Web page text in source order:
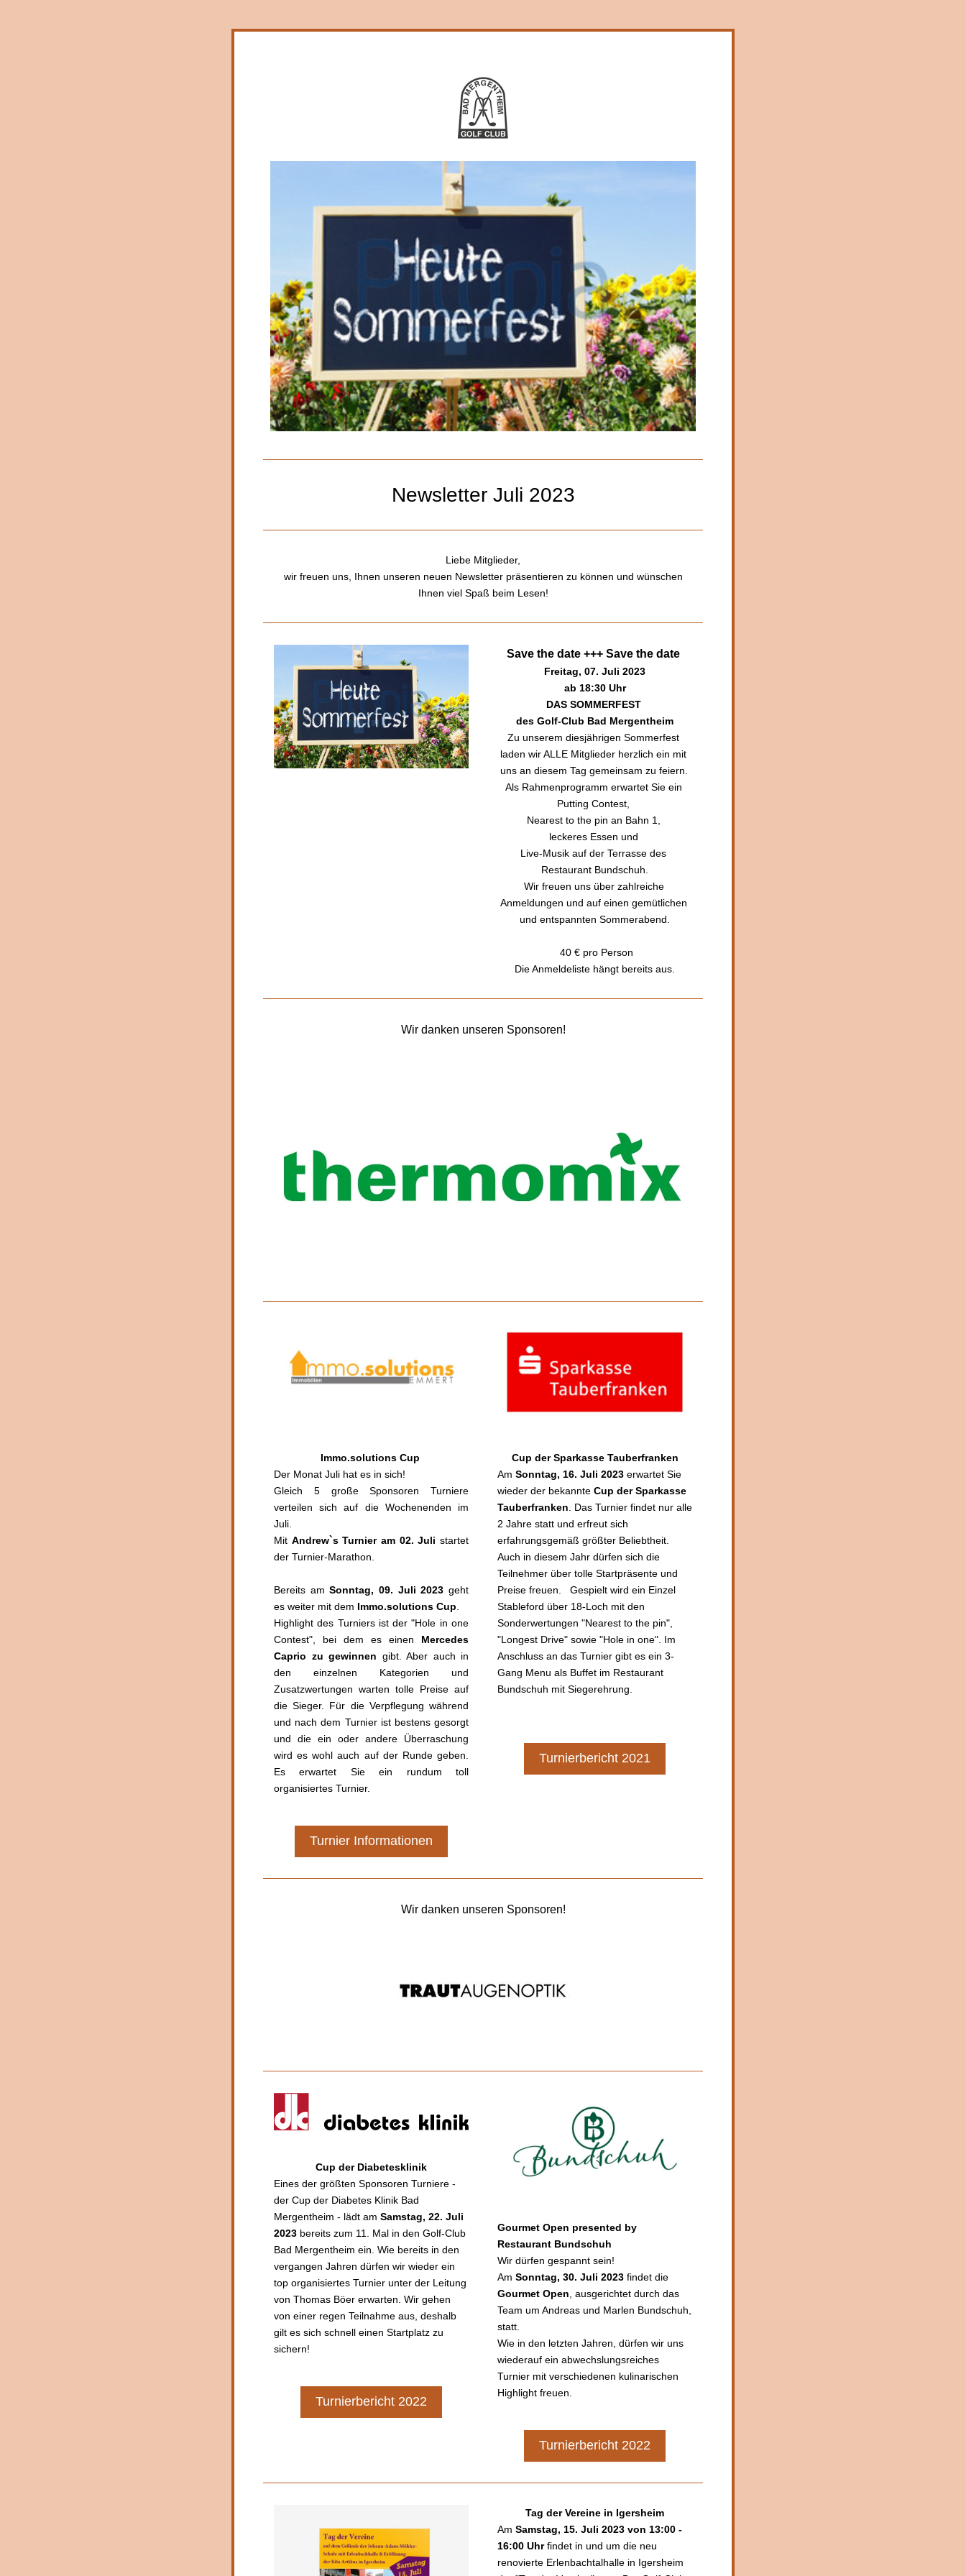
Newsletter Juli 2023
Liebe Mitglieder,
wir freuen uns, Ihnen unseren neuen Newsletter präsentieren zu können und wünschen
Ihnen viel Spaß beim Lesen!
Save the date +++ Save the date
Freitag, 07. Juli 2023
ab 18:30 Uhr
DAS SOMMERFEST
des Golf-Club Bad Mergentheim
Zu unserem diesjährigen Sommerfest
laden wir ALLE Mitglieder herzlich ein mit
uns an diesem Tag gemeinsam zu feiern.
Als Rahmenprogramm erwartet Sie ein
Putting Contest,
Nearest to the pin an Bahn 1,
leckeres Essen und
Live-Musik auf der Terrasse des
Restaurant Bundschuh.
Wir freuen uns über zahlreiche
Anmeldungen und auf einen gemütlichen
und entspannten Sommerabend.
40 € pro Person
Die Anmeldeliste hängt bereits aus.
Wir danken unseren Sponsoren!
Immo.solutions Cup
Der Monat Juli hat es in sich!
Gleich 5 große Sponsoren Turniere
verteilen sich auf die Wochenenden im
Juli.
Mit Andrew`s Turnier am 02. Juli startet
der Turnier-Marathon.
Bereits am Sonntag, 09. Juli 2023 geht
es weiter mit dem Immo.solutions Cup
Highlight des Turniers ist der "Hole in one
Contest", bei dem es einen Mercedes
Caprio zu gewinnen gibt. Aber auch in
den einzelnen Kategorien und
Zusatzwertungen warten tolle Preise auf
die Sieger. Für die Verpflegung während
und nach dem Turnier ist bestens gesorgt
und die ein oder andere Überraschung
wird es wohl auch auf der Runde geben.
Es erwartet Sie ein rundum toll
organisiertes Turnier.
Turnier Informationen
Cup der Sparkasse Tauberfranken
Am Sonntag, 16. Juli 2023 erwartet Sie
wieder der bekannte Cup der Sparkasse
Tauberfranken . Das Turnier findet nur alle
2 Jahre statt und erfreut sich
erfahrungsgemäß größter Beliebtheit.
Auch in diesem Jahr dürfen sich die
Teilnehmer über tolle Startpräsente und
Preise freuen.   Gespielt wird ein Einzel
Stableford über 18-Loch mit den
Sonderwertungen "Nearest to the pin",
"Longest Drive" sowie "Hole in one". Im
Anschluss an das Turnier gibt es ein 3-
Gang Menu als Buffet im Restaurant
Bundschuh mit Siegerehrung.
Turnierbericht 2021
Wir danken unseren Sponsoren!
Cup der Diabetesklinik
Eines der größten Sponsoren Turniere -
der Cup der Diabetes Klinik Bad
Mergentheim - lädt am Samstag, 22. Juli
2023 bereits zum 11. Mal in den Golf-Club
Bad Mergentheim ein. Wie bereits in den
vergangen Jahren dürfen wir wieder ein
top organisiertes Turnier unter der Leitung
von Thomas Böer erwarten. Wir gehen
von einer regen Teilnahme aus, deshalb
gilt es sich schnell einen Startplatz zu
sichern!
Turnierbericht 2022
Gourmet Open presented by
Restaurant Bundschuh
Wir dürfen gespannt sein!
Am Sonntag, 30. Juli 2023
Gourmet Open , ausgerichtet durch das
Team um Andreas und Marlen Bundschuh,
statt.
Wie in den letzten Jahren, dürfen wir uns
wiederauf ein abwechslungsreiches
Turnier mit verschiedenen kulinarischen
Highlight freuen.
Turnierbericht 2022
Tag der Vereine in Igersheim
Am Samstag, 15. Juli 2023 von 13:00 -
16:00 Uhr findet in und um die neu
renovierte Erlenbachtalhalle in Igersheim